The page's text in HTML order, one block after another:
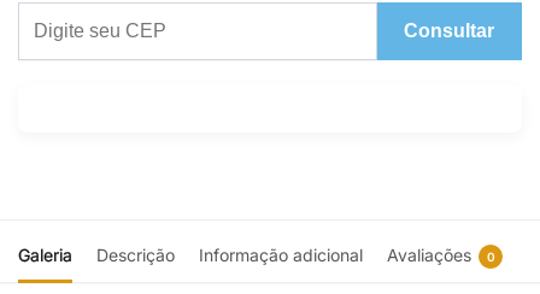
Consultar
Galeria Descrição Informação adicional Avaliações 0